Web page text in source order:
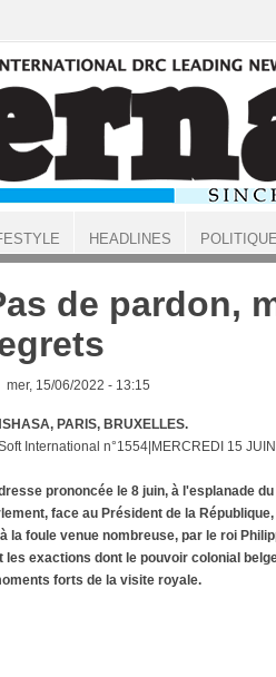
de pardon,
mer, 15/06/2022 - 13:15
PARIS, BRUXELLES.
International n°1554|MERCREDI 15
prononcée le 8 juin, à l'esplanade
face au Président de la
la foule venue nombreuse, par le roi
exactions dont le pouvoir colonial
forts de la visite royale.
HEADLINES POLITIQUE